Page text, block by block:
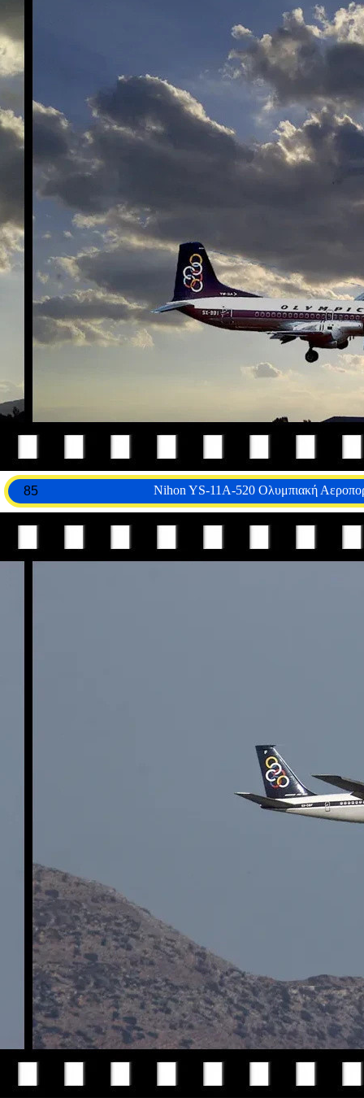
Nihon YS-11A-520 Ολυμπιακή
85